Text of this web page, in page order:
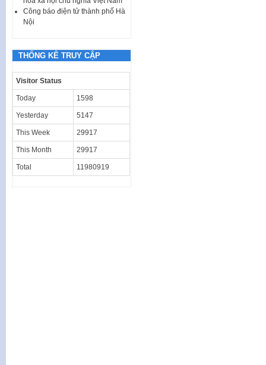
Công báo điện tử thành phố Hà
Nội
THỐNG KÊ TRUY CẬP
Visitor Status
Today 1598
Yesterday 5147
This Week 29917
This Month 29917
Total 11980919